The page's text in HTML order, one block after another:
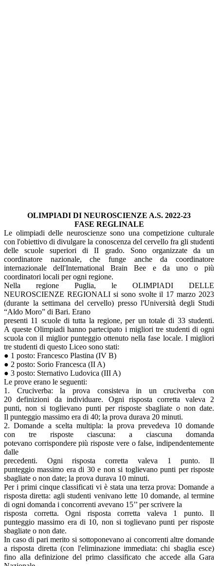
OLIMPIADI DI NEUROSCIENZE A.S. 2022-23
FASE REGLINALE
Le olimpiadi delle neuroscienze sono una competizione culturale
con l'obiettivo di divulgare la conoscenza del cervello fra gli studenti
delle scuole superiori di II grado. Sono organizzate da un
coordinatore nazionale, che funge anche da coordinatore
internazionale dell'International Brain Bee e da uno o più
coordinatori locali per ogni regione.
Nella regione Puglia, le OLIMPIADI DELLE
NEUROSCIENZE REGIONALI si sono svolte il 17 marzo 2023
(durante la settimana del cervello) presso l'Università degli Studi
“Aldo Moro” di Bari. Erano
presenti 11 scuole di tutta la regione, per un totale di 33 studenti.
A queste Olimpiadi hanno partecipato i migliori tre studenti di ogni
scuola con il miglior punteggio ottenuto nella fase locale. I migliori
tre studenti di questo Liceo sono stati:
● 1 posto: Francesco Plastina (IV B)
● 2 posto: Sorio Francesca (II A)
● 3 posto: Sternativo Ludovica (III A)
Le prove erano le seguenti:
1. Cruciverba: la prova consisteva in un cruciverba con
20 definizioni da individuare. Ogni risposta corretta valeva 2
punti, non si toglievano punti per risposte sbagliate o non date.
Il punteggio massimo era di 40; la prova durava 20 minuti.
2. Domande a scelta multipla: la prova prevedeva 10 domande
con tre risposte ciascuna: a ciascuna domanda
potevano corrispondere più risposte vere o false, indipendentemente
dalle
precedenti. Ogni risposta corretta valeva 1 punto. Il
punteggio massimo era di 30 e non si toglievano punti per risposte
sbagliate o non date; la prova durava 10 minuti.
Per i primi cinque classificati vi è stata una terza prova: Domande a
risposta diretta: agli studenti venivano lette 10 domande, al termine
di ogni domanda i concorrenti avevano 15’’ per scrivere la
risposta corretta. Ogni risposta corretta valeva 1 punto. Il
punteggio massimo era di 10, non si toglievano punti per risposte
sbagliate o non date.
In caso di pari merito si sottoponevano ai concorrenti altre domande
a risposta diretta (con l'eliminazione immediata: chi sbaglia esce)
fino alla definizione del primo classificato che accede alla Gara